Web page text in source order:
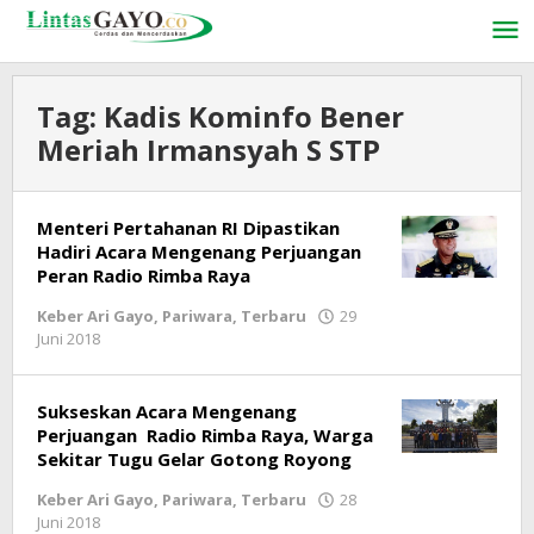
Lewati
konten
Tag: Kadis Kominfo Bener
Meriah Irmansyah S STP
Menteri Pertahanan RI Dipastikan
Hadiri Acara Mengenang Perjuangan
Peran Radio Rimba Raya
Keber Ari Gayo, Pariwara, Terbaru
29
Juni 2018
Sukseskan Acara Mengenang
Perjuangan Radio Rimba Raya, Warga
Sekitar Tugu Gelar Gotong Royong
Keber Ari Gayo, Pariwara, Terbaru
28
Juni 2018